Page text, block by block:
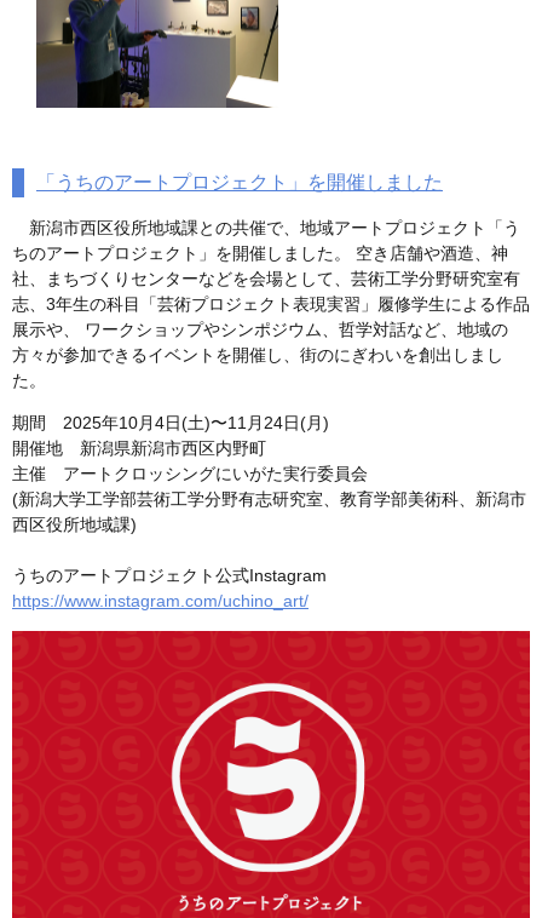
「うちのアートプロジェクト」を開催しました
新潟市西区役所地域課との共催で、地域アートプロジェクト「う
ちのアートプロジェクト」を開催しました。 空き店舗や酒造、神
社、まちづくりセンターなどを会場として、芸術工学分野研究室有
志、3年生の科目「芸術プロジェクト表現実習」履修学生による作品
展示や、 ワークショップやシンポジウム、哲学対話など、地域の
方々が参加できるイベントを開催し、街のにぎわいを創出しまし
た。
期間 2025年10月4日(土)〜11月24日(月)
開催地 新潟県新潟市西区内野町
主催 アートクロッシングにいがた実行委員会
(新潟大学工学部芸術工学分野有志研究室、教育学部美術科、新潟市
西区役所地域課)
うちのアートプロジェクト公式Instagram
https://www.instagram.com/uchino_art/